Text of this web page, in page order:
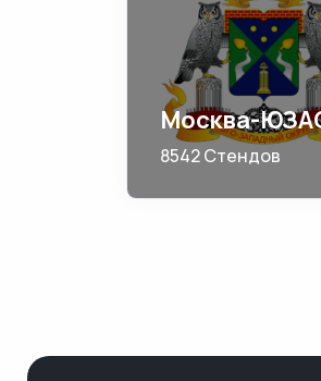
Москва-
8542 Стендов